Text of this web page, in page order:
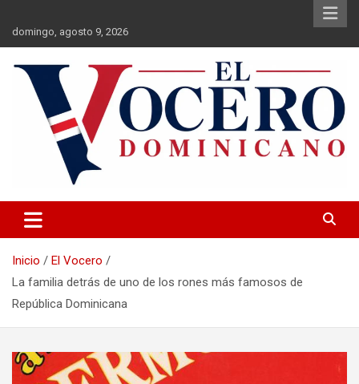
contenido
domingo, agosto 9, 2026
El Vocero Dominicano
Inicio
El Vocero
La familia detrás de uno de los rones más famosos de
República Dominicana